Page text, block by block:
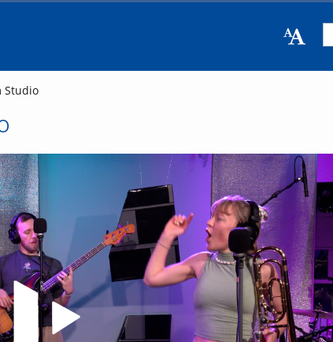
Studio
Video abspielen